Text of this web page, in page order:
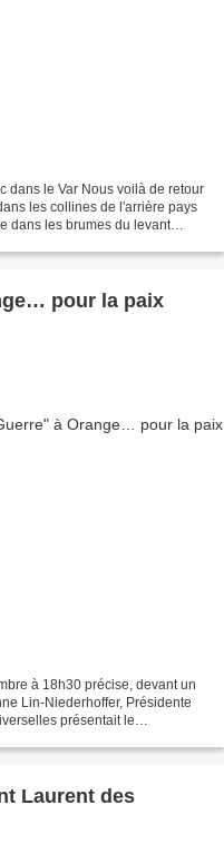
dans le Var Nous voilà de retour
les collines de l'arrière pays
dans les brumes du levant
pour la paix
à 18h30 précise, devant un
Lin-Niederhoffer, Présidente
présentait le
Laurent des